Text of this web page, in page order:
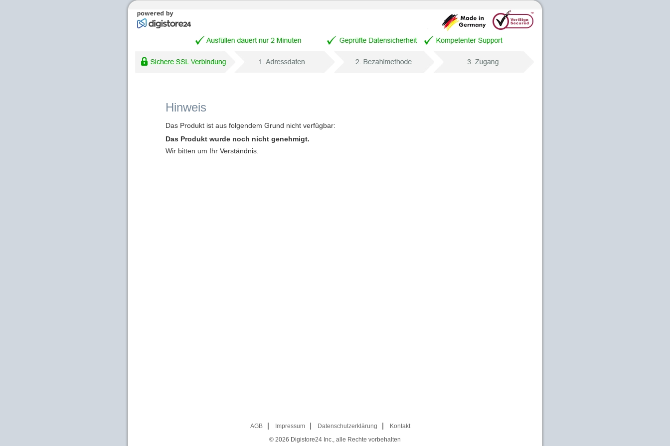
Hinweis
Das Produkt ist aus folgendem Grund nicht verfügbar:
Das Produkt wurde noch nicht genehmigt.
Wir bitten um Ihr Verständnis.
AGB Impressum Datenschutzerklärung
Kontakt
© 2026 Digistore24 Inc., alle Rechte vorbehalten